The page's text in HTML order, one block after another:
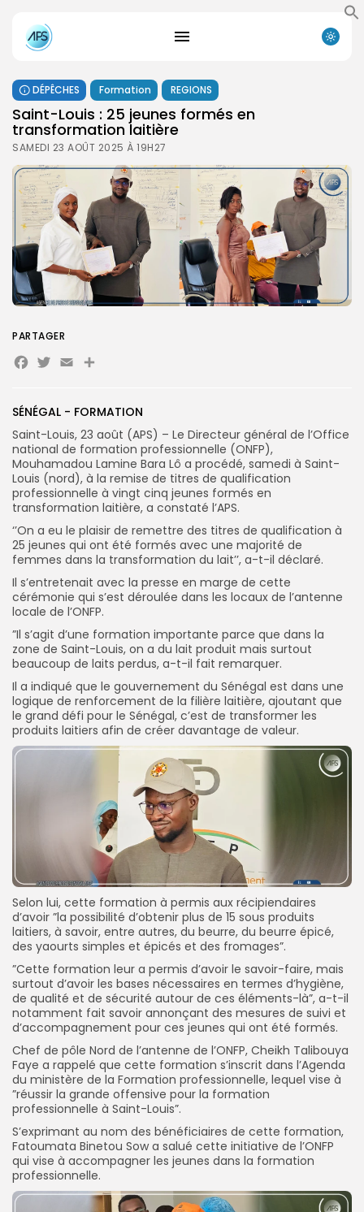
Search
for:
Search
Button
FR
DÉPÊCHES Formation REGIONS
Saint-Louis : 25 jeunes formés en
transformation laitière
SAMEDI 23 AOÛT 2025 À 19H27
SÉNÉGAL - FORMATION
Saint-Louis, 23 août (APS) – Le Directeur général de l’Office
national de formation professionnelle (ONFP),
Mouhamadou Lamine Bara Lô a procédé, samedi à Saint-
Louis (nord), à la remise de titres de qualification
professionnelle à vingt cinq jeunes formés en
transformation laitière, a constaté l’APS.
‘’On a eu le plaisir de remettre des titres de qualification à
25 jeunes qui ont été formés avec une majorité de
femmes dans la transformation du lait’’, a-t-il déclaré.
Il s’entretenait avec la presse en marge de cette
cérémonie qui s’est déroulée dans les locaux de l’antenne
locale de l’ONFP.
”Il s’agit d’une formation importante parce que dans la
zone de Saint-Louis, on a du lait produit mais surtout
beaucoup de laits perdus, a-t-il fait remarquer.
Il a indiqué que le gouvernement du Sénégal est dans une
logique de renforcement de la filière laitière, ajoutant que
le grand défi pour le Sénégal, c’est de transformer les
produits laitiers afin de créer davantage de valeur.
Selon lui, cette formation à permis aux récipiendaires
d’avoir ”la possibilité d’obtenir plus de 15 sous produits
laitiers, à savoir, entre autres, du beurre, du beurre épicé,
des yaourts simples et épicés et des fromages”.
”Cette formation leur a permis d’avoir le savoir-faire, mais
surtout d’avoir les bases nécessaires en termes d’hygiène,
de qualité et de sécurité autour de ces éléments-là”, a-t-il
notamment fait savoir annonçant des mesures de suivi et
d’accompagnement pour ces jeunes qui ont été formés.
Chef de pôle Nord de l’antenne de l’ONFP, Cheikh Talibouya
Faye a rappelé que cette formation s’inscrit dans l’Agenda
du ministère de la Formation professionnelle, lequel vise à
”réussir la grande offensive pour la formation
professionnelle à Saint-Louis”.
S’exprimant au nom des bénéficiaires de cette formation,
Fatoumata Binetou Sow a salué cette initiative de l’ONFP
qui vise à accompagner les jeunes dans la formation
professionnelle.
PARTAGER
Facebook
Twitter
EmailPartager